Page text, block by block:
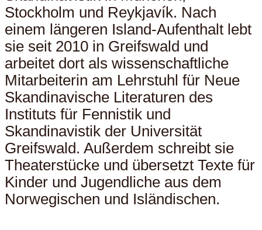
Stockholm und Reykjavík. Nach
einem längeren Island-Aufenthalt lebt
sie seit 2010 in Greifswald und
arbeitet dort als wissenschaftliche
Mitarbeiterin am Lehrstuhl für Neue
Skandinavische Literaturen des
Instituts für Fennistik und
Skandinavistik der Universität
Greifswald. Außerdem schreibt sie
Theaterstücke und übersetzt Texte für
Kinder und Jugendliche aus dem
Norwegischen und Isländischen.